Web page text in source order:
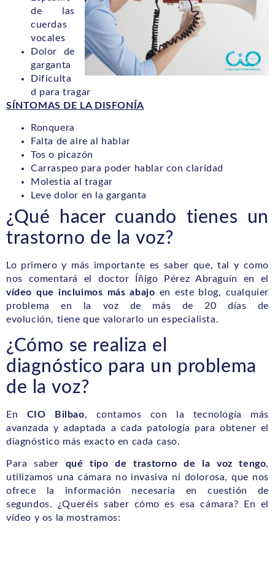
de las
cuerdas
vocales
Dolor de
garganta
Dificulta
d para tragar
SÍNTOMAS DE LA DISFONÍA
Ronquera
Falta de aire al hablar
Tos o picazón
Carraspeo para poder hablar con claridad
Molestia al tragar
Leve dolor en la garganta
¿Qué hacer cuando tienes un
trastorno de la voz?
Lo primero y más importante es saber que, tal y como
nos comentará el doctor Íñigo Pérez Abraguín en el
vídeo que incluimos más abajo en este blog, cualquier
problema en la voz de más de 20 días de
evolución, tiene que valorarlo un especialista.
¿Cómo se realiza el
diagnóstico para un problema
de la voz?
En CIO Bilbao, contamos con la tecnología más
avanzada y adaptada a cada patología para obtener el
diagnóstico más exacto en cada caso.
Para saber qué tipo de trastorno de la voz tengo,
utilizamos una cámara no invasiva ni dolorosa, que nos
ofrece la información necesaria en cuestión de
segundos. ¿Queréis saber cómo es esa cámara? En el
vídeo y os la mostramos: